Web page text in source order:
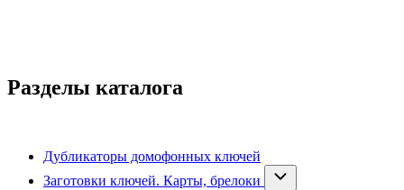
Разделы каталога
Дубликаторы домофонных ключей
Заготовки ключей. Карты, брелоки